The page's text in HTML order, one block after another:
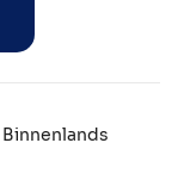
Binnenlands